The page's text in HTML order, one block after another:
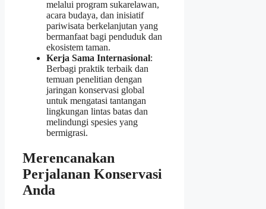
melalui program sukarelawan,
acara budaya, dan inisiatif
pariwisata berkelanjutan yang
bermanfaat bagi penduduk dan
ekosistem taman.
Kerja Sama Internasional:
Berbagi praktik terbaik dan
temuan penelitian dengan
jaringan konservasi global
untuk mengatasi tantangan
lingkungan lintas batas dan
melindungi spesies yang
bermigrasi.
Merencanakan
Perjalanan Konservasi
Anda